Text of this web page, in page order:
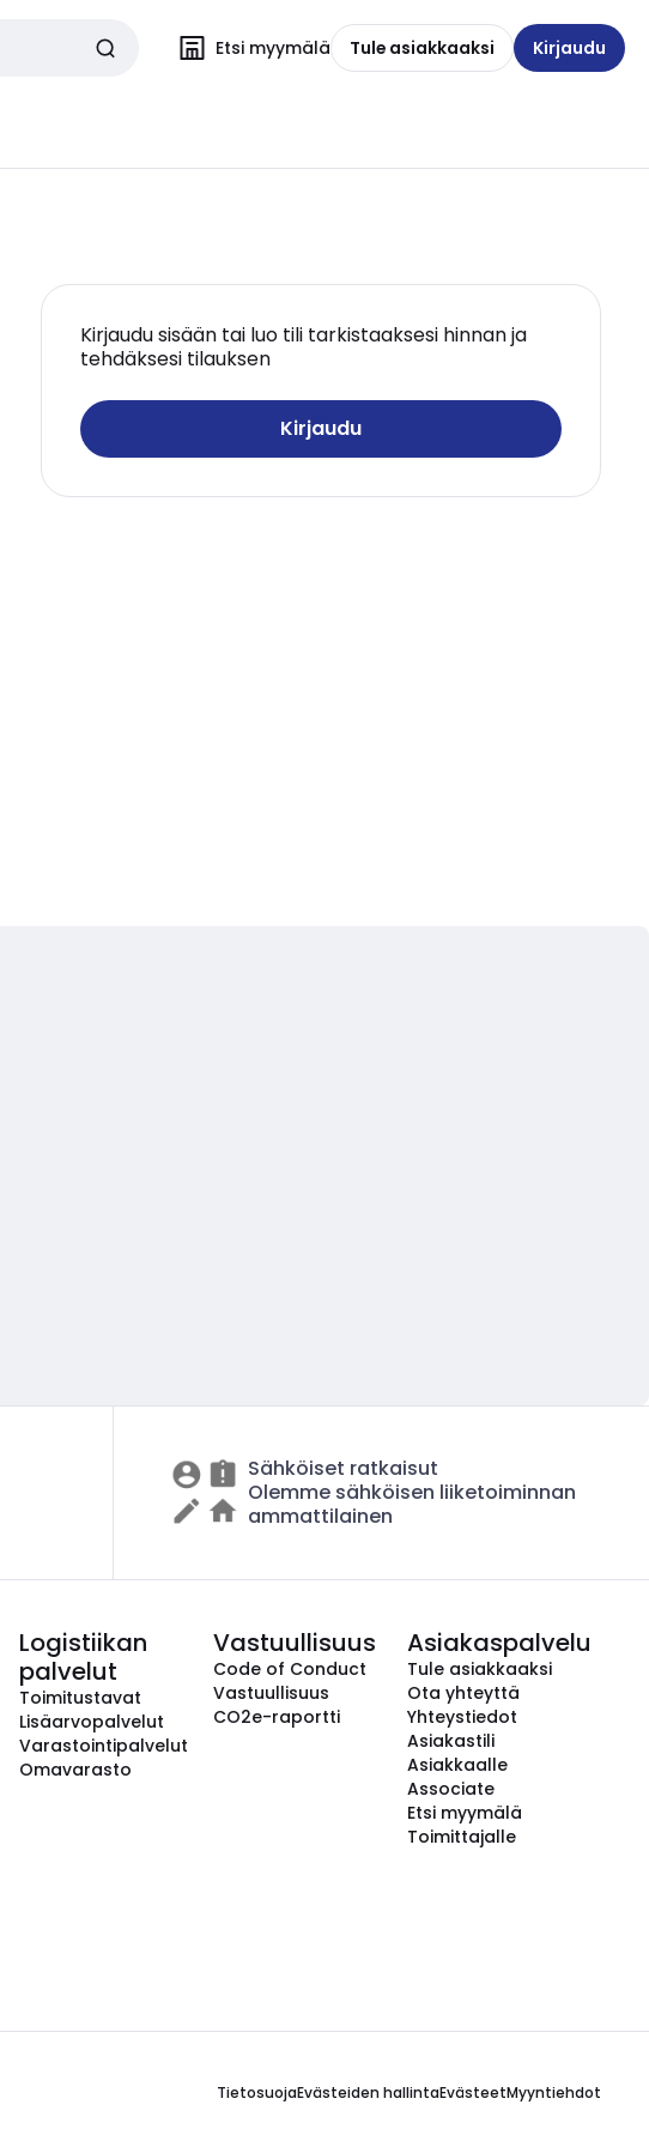
Etsi myymälä Tule asiakkaaksi Kirjaudu
Kirjaudu sisään tai luo tili tarkistaaksesi hinnan ja
tehdäksesi tilauksen
Kirjaudu
Sähköiset ratkaisut
Olemme sähköisen liiketoiminnan
ammattilainen
Logistiikan
palvelut
Toimitustavat
Lisäarvopalvelut
Varastointipalvelut
Omavarasto
Vastuullisuus
Code of Conduct
Vastuullisuus
CO2e-raportti
Asiakaspalvelu
Tule asiakkaaksi
Ota yhteyttä
Yhteystiedot
Asiakastili
Asiakkaalle
Associate
Etsi myymälä
Toimittajalle
TietosuojaEvästeiden hallintaEvästeetMyyntiehdot